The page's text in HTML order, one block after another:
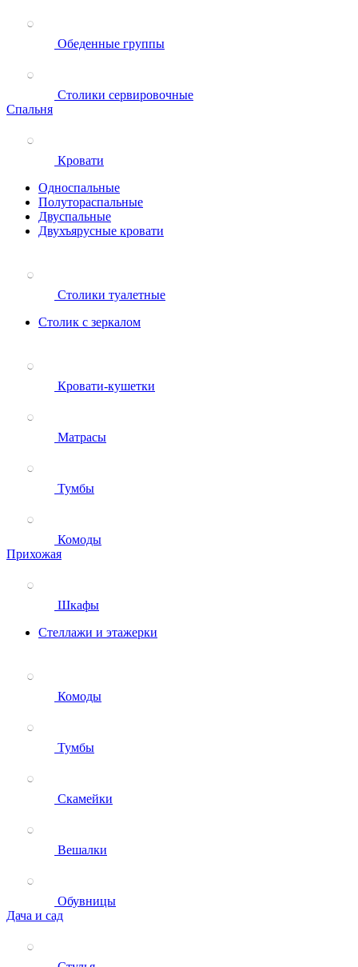
Обеденные группы
Столики сервировочные
Спальня
Кровати
Односпальные
Полутораспальные
Двуспальные
Двухъярусные кровати
Столики туалетные
Столик с зеркалом
Кровати-кушетки
Матрасы
Тумбы
Комоды
Прихожая
Шкафы
Стеллажи и этажерки
Комоды
Тумбы
Скамейки
Вешалки
Обувницы
Дача и сад